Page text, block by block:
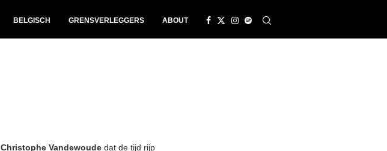
BELGISCH GRENSVERLEGGERS ABOUT
Christophe Vandewoude dat de tijd rijp